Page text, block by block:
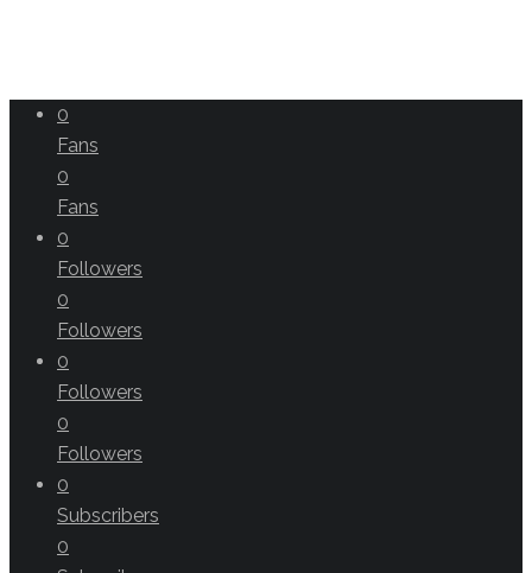
0
Fans
0
Fans
0
Followers
0
Followers
0
Followers
0
Followers
0
Subscribers
0